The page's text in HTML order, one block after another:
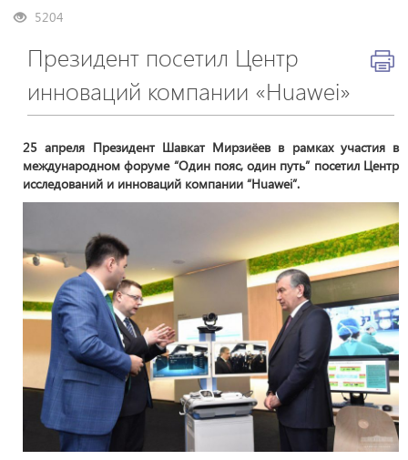
5204
Президент посетил Центр
инноваций компании «Huawei»
25 апреля Президент Шавкат Мирзиёев в рамках участия в
международном форуме “Один пояс, один путь” посетил Центр
исследований и инноваций компании “Huawei”.